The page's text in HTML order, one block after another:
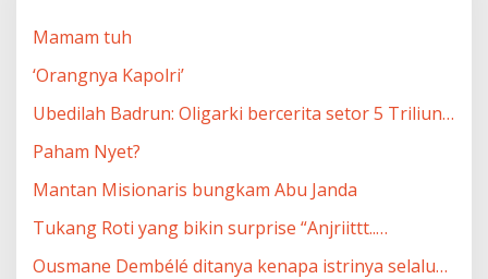
Mamam tuh
‘Orangnya Kapolri’
Ubedilah Badrun: Oligarki bercerita setor 5 Triliun…
Paham Nyet?
Mantan Misionaris bungkam Abu Janda
Tukang Roti yang bikin surprise “Anjriittt..…
Ousmane Dembélé ditanya kenapa istrinya selalu…